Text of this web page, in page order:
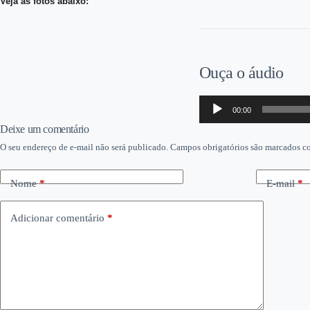
Ouça o áudio
Tocador
áudio
00:00
Deixe um comentário
O seu endereço de e-mail não será publicado. Campos obrigatórios são marcados
Nome* E-mail*
Adicionar comentário *